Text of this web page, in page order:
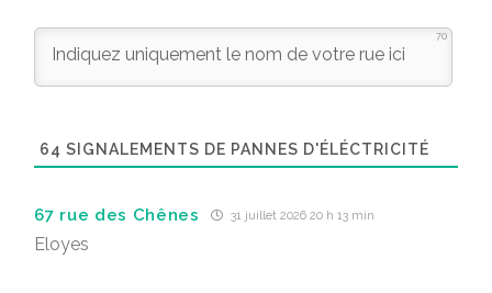
70
64 SIGNALEMENTS DE PANNES D'ÉLÉCTRICITÉ
67 rue des Chênes 31 juillet 2026 20 h 13 min
Eloyes